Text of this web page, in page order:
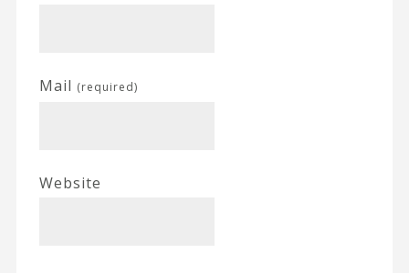
Mail (required)
Website